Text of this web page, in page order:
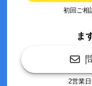
初回ご相
ま
2営業